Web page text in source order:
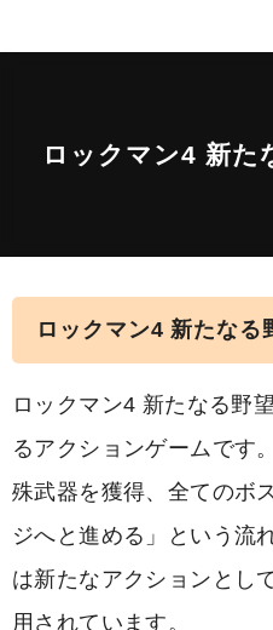
ロックマン4 新た
ロックマン4 新たなる
ロックマン4 新たなる野
るアクションゲームです
殊武器を獲得、全てのボ
ジへと進める」という流
は新たなアクションとし
用されています。